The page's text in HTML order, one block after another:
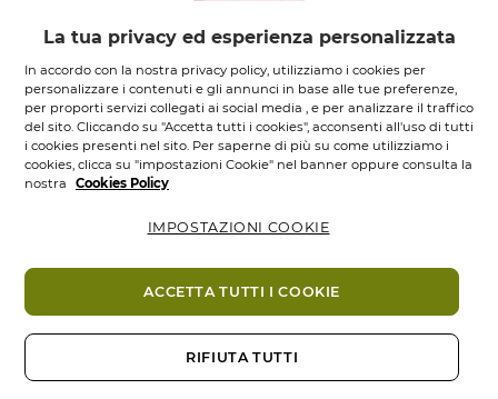
Scopri tutti i servizi disponibili, il
calendario eventi e gli store in cui puoi
recarti per usufruirne!
La tua privacy ed esperienza personalizzata
In accordo con la nostra privacy policy, utilizziamo i cookies per
personalizzare i contenuti e gli annunci in base alle tue preferenze,
per proporti servizi collegati ai social media , e per analizzare il traffico
del sito. Cliccando su "Accetta tutti i cookies", acconsenti all'uso di tutti
i cookies presenti nel sito. Per saperne di più su come utilizziamo i
cookies, clicca su "impostazioni Cookie" nel banner oppure consulta la
nostra
Cookies Policy
RIFIUTA TUTTI
ACCETTA TUTTI I COOKIE
IMPOSTAZIONI COOKIE